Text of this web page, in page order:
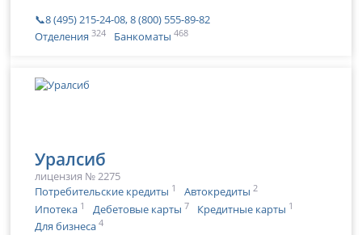
📞8 (495) 215-24-08, 8 (800) 555-89-82
Отделения 324 Банкоматы 468
Уралсиб
лицензия № 2275
Потребительские кредиты 1 Автокредиты 2
Ипотека 1 Дебетовые карты 7 Кредитные карты 1
Для бизнеса 4